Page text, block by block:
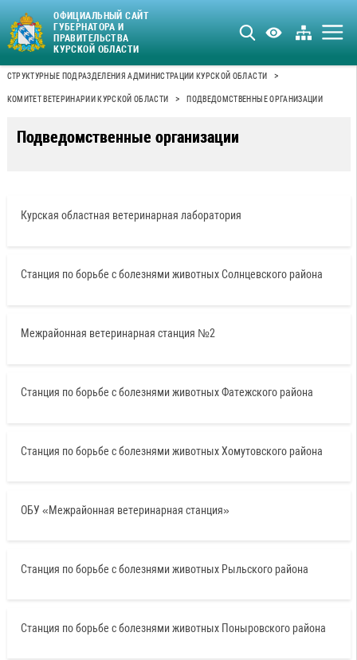
ОФИЦИАЛЬНЫЙ САЙТ
ГУБЕРНАТОРА И
ПРАВИТЕЛЬСТВА
КУРСКОЙ ОБЛАСТИ
СТРУКТУРНЫЕ ПОДРАЗДЕЛЕНИЯ АДМИНИСТРАЦИИ КУРСКОЙ ОБЛАСТИ >
КОМИТЕТ ВЕТЕРИНАРИИ КУРСКОЙ ОБЛАСТИ > ПОДВЕДОМСТВЕННЫЕ ОРГАНИЗАЦИИ
Подведомственные организации
Курская областная ветеринарная лаборатория
Станция по борьбе с болезнями животных Солнцевского района
Межрайонная ветеринарная станция №2
Станция по борьбе с болезнями животных Фатежского района
Станция по борьбе с болезнями животных Хомутовского района
ОБУ «Межрайонная ветеринарная станция»
Станция по борьбе с болезнями животных Рыльского района
Станция по борьбе с болезнями животных Поныровского района